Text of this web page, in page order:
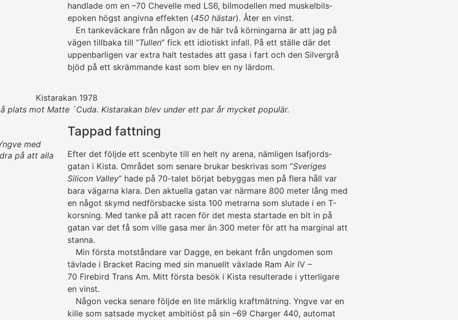
handlade om en –70 Chevelle med LS6, bilmodellen med muskel­bils­­
epoken högst angivna effekten (450 hästar). Åter en vinst.
En tankeväckare från någon av de här två kör­ning­arna är att jag på
vägen tillbaka till ”Tullen” fick ett idiotiskt infall. På ett ställe där det
uppen­barligen var extra halt testades att gasa i fart och den Silvergrå
bjöd på ett skräm­mande kast som blev en ny lärdom.
plats mot Matte `Cuda. Kistarakan blev under ett par år mycket populär.
med
på att alla
Tappad fattning
Efter det följde ett scenbyte till en helt ny arena, näm­li­gen Isafjords­
gatan i Kista. Området som senare brukar beskrivas som ”Sveriges
Silicon Valley” hade på 70-talet börjat bebyggas men på flera håll var
bara vägarna klara. Den aktuella gatan var när­mare 800 meter lång med
en något skymd nedförsbacke sista 100 metrarna som slutade i en T-
korsning. Med tanke på att racen för det mesta startade en bit in på
gatan var det få som ville gasa mer än 300 meter för att ha margi­nal att
stanna.
Min första motståndare var Dagge, en bekant från ungdomen som
tävlade i Bracket Racing med sin manuellt växlade Ram Air IV –
70 Firebird Trans Am. Mitt första besök i Kista resulterade i ytter­li­gare
en vinst.
Någon vecka senare följde en lite märklig kraft­mät­ning. Yngve var en
kille som satsade mycket ambi­tiöst på sin –69 Charger 440, automat